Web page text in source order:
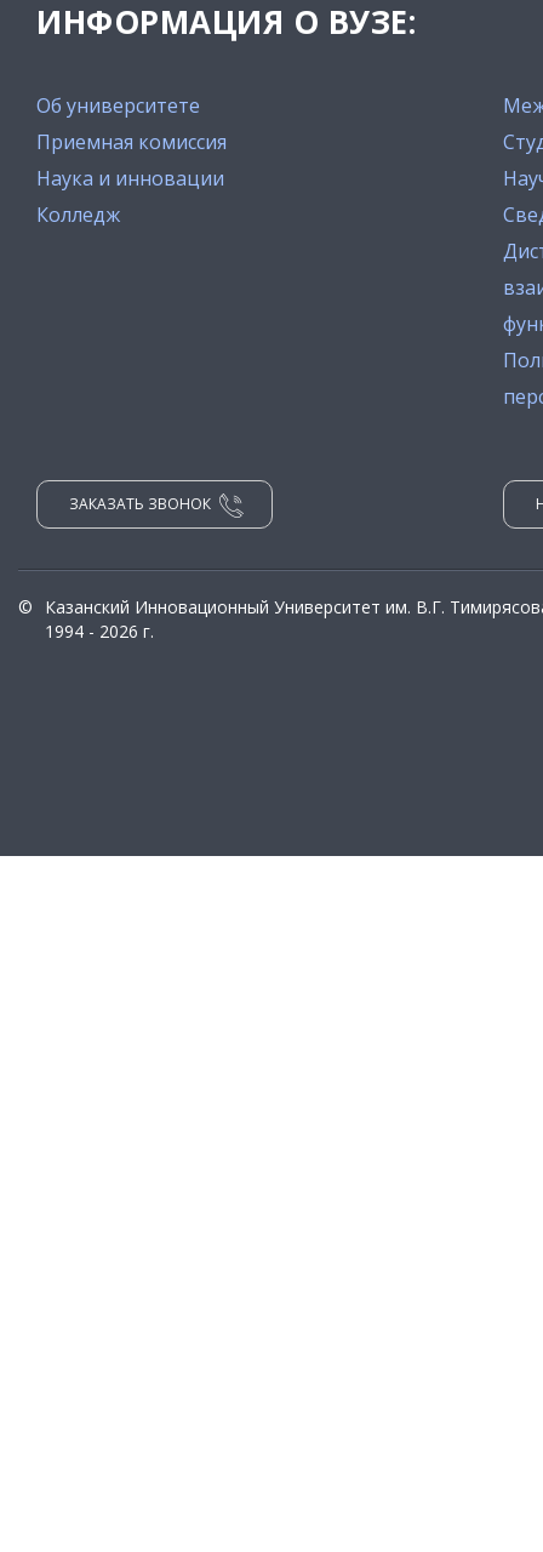
ИНФОРМАЦИЯ О ВУЗЕ:
Об университете
Приемная комиссия
Наука и инновации
Колледж
ЗАКАЗАТЬ ЗВОНОК
©
Казанский Инновационный Университет им. В.Г.
1994 - 2026 г.